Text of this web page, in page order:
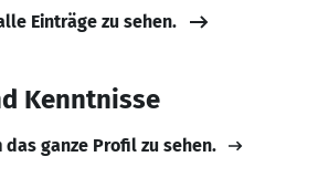
Einträge zu sehen.
Kenntnisse
das ganze Profil zu sehen.